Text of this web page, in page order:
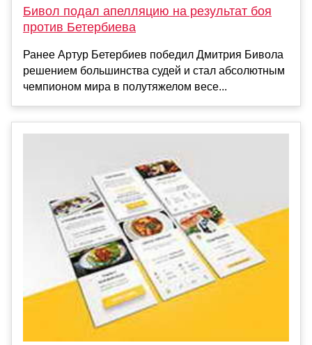
Бивол подал апелляцию на результат боя
против Бетербиева
Ранее Артур Бетербиев победил Дмитрия Бивола
решением большинства судей и стал абсолютным
чемпионом мира в полутяжелом весе...